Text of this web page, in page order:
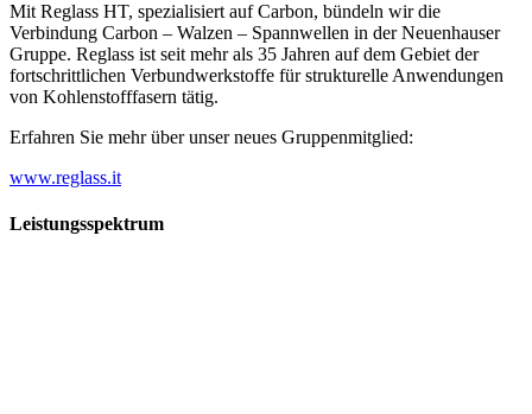
Mit Reglass HT, spezialisiert auf Carbon, bündeln wir die
Verbindung Carbon – Walzen – Spannwellen in der Neuenhauser
Gruppe. Reglass ist seit mehr als 35 Jahren auf dem Gebiet der
fortschrittlichen Verbundwerkstoffe für strukturelle Anwendungen
von Kohlenstofffasern tätig.
Erfahren Sie mehr über unser neues Gruppenmitglied:
www.reglass.it
Leistungsspektrum